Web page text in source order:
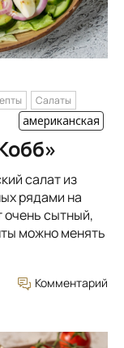
Салаты
американская
салат из
рядами на
очень сытный,
можно менять
Комментарий